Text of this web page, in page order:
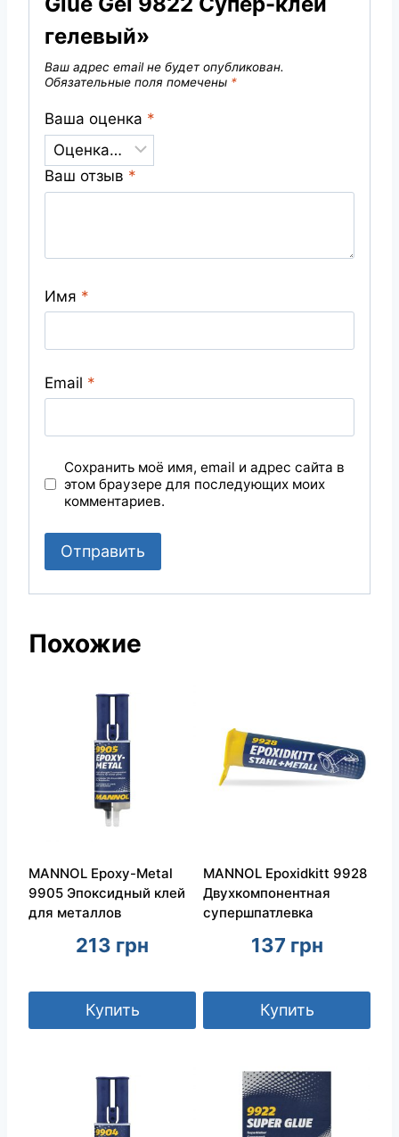
гелевый»
Ваш адрес email не будет опубликован.
Обязательные поля помечены *
Ваша оценка *
Ваш отзыв *
Имя *
Email *
Сохранить моё имя, email и адрес сайта в
этом браузере для последующих моих
комментариев.
Похожие
MANNOL Epoxy-Metal
9905 Эпоксидный клей
для металлов
213 грн
Купить
MANNOL Epoxidkitt 9928
Двухкомпонентная
супершпатлевка
137 грн
Купить